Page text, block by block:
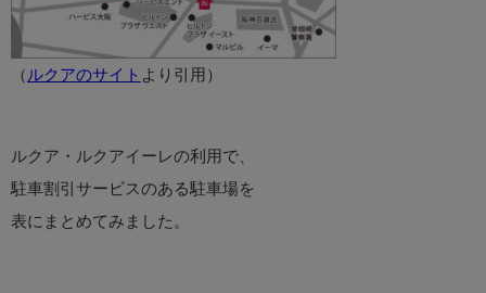
（ ルクアのサイト より引用）
ルクア・ルクアイーレの利用で、
駐車割引サービスのある駐車場を
表にまとめてみました。